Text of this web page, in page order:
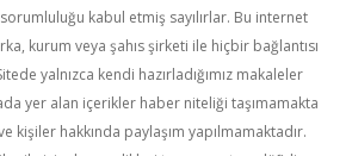
kabul etmiş sayılırlar. Bu internet
kurum veya şahıs şirketi ile hiçbir bağlantısı
yalnızca kendi hazırladığımız makaleler
yer alan içerikler haber niteliği taşımamakta
kişiler hakkında paylaşım yapılmamaktadır.